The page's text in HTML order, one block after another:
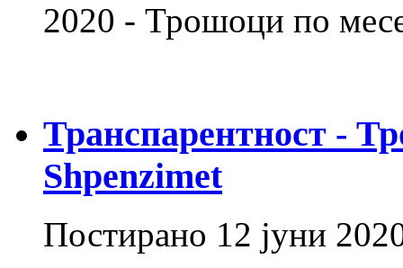
2020 - Трошоци по
Транспарентност -
Shpenzimet
Постирано 12 јуни